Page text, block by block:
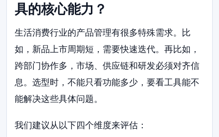
具的核心能力？
生活消费行业的产品管理有很多特殊需求。比
如，新品上市周期短，需要快速迭代。再比如，
跨部门协作多，市场、供应链和研发必须对齐信
息。选型时，不能只看功能多少，要看工具能不
能解决这些具体问题。
我们建议从以下四个维度来评估：